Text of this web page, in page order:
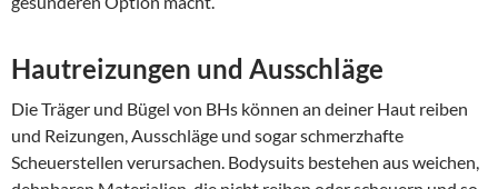
Hautreizungen und Ausschläge
Die Träger und Bügel von BHs können an deiner Haut reiben
und Reizungen, Ausschläge und sogar schmerzhafte
Scheuerstellen verursachen. Bodysuits bestehen aus weichen,